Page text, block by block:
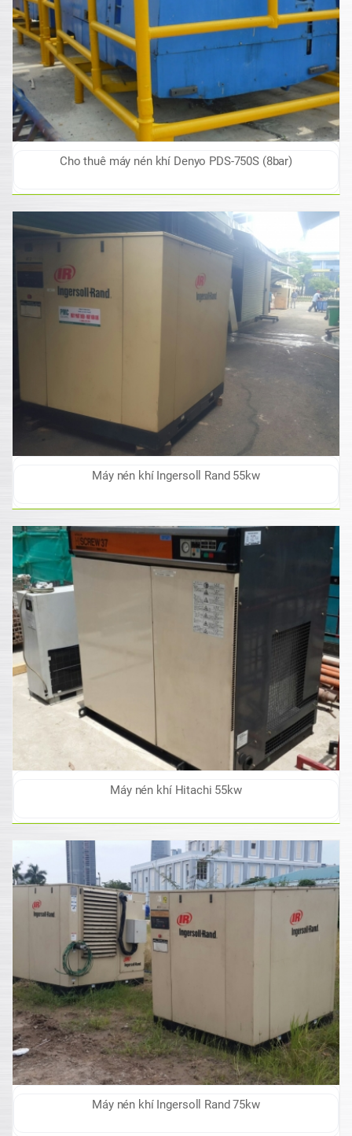
Cho thuê máy nén khí Denyo PDS-750S (8bar)
Máy nén khí Ingersoll Rand 55kw
Máy nén khí Hitachi 55kw
Máy nén khí Ingersoll Rand 75kw